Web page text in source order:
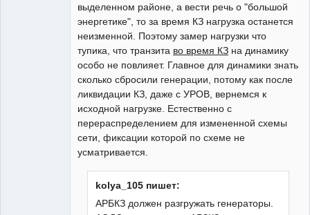
выделенном районе, а вести речь о "большой
энергетике", то за время КЗ нагрузка останется
неизменной. Поэтому замер нагрузки что
тупика, что транзита во время КЗ на динамику
особо не повлияет. Главное для динамики знать
сколько сбросили генерации, потому как после
ликвидации КЗ, даже с УРОВ, вернемся к
исходной нагрузке. Естественно с
перераспределением для измененной схемы
сети, фиксации которой по схеме не
усматривается.
kolya_105 пишет:
АРБКЗ должен разгружать генераторы.